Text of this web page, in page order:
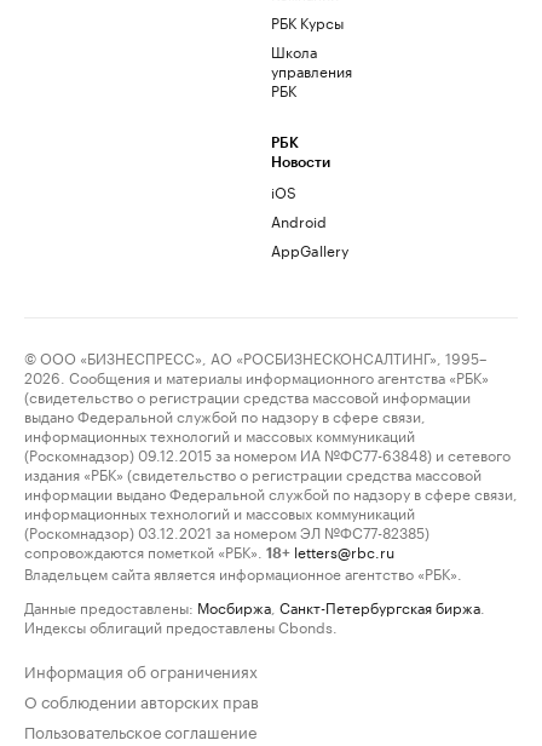
РБК Курсы
Школа
управления
РБК
РБК
Новости
iOS
Android
AppGallery
© ООО «БИЗНЕСПРЕСС», АО «РОСБИЗНЕСКОНСАЛТИНГ», 1995–
2026. Сообщения и материалы информационного агентства «РБК»
(свидетельство о регистрации средства массовой информации
выдано Федеральной службой по надзору в сфере связи,
информационных технологий и массовых коммуникаций
(Роскомнадзор) 09.12.2015 за номером ИА №ФС77-63848) и сетевого
издания «РБК» (свидетельство о регистрации средства массовой
информации выдано Федеральной службой по надзору в сфере связи,
информационных технологий и массовых коммуникаций
(Роскомнадзор) 03.12.2021 за номером ЭЛ №ФС77-82385)
сопровождаются пометкой «РБК».
18+ letters@rbc.ru
Владельцем сайта является информационное агентство «РБК».
Данные предоставлены: Мосбиржа Санкт-Петербургская биржа
Индексы облигаций предоставлены Cbonds.
Информация об ограничениях
О соблюдении авторских прав
Пользовательское соглашение